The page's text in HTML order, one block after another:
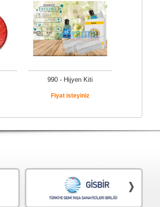
990 - Hijyen Kiti
Fiyat isteyiniz